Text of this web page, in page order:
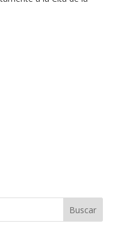
Buscar